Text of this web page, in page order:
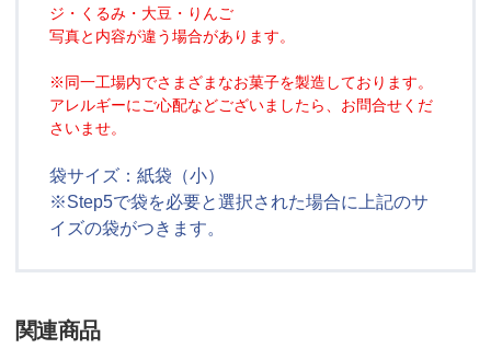
ジ・くるみ・大豆・りんご
写真と内容が違う場合があります。
※同一工場内でさまざまなお菓子を製造しております。
アレルギーにご心配などございましたら、お問合せくだ
さいませ。
袋サイズ：紙袋（小）
※Step5で袋を必要と選択された場合に上記のサ
イズの袋がつきます。
関連商品